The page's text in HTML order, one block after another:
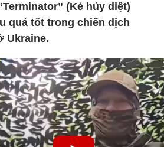
(Kẻ hủy diệt)
quả tốt trong chiến dịch
Ukraine.